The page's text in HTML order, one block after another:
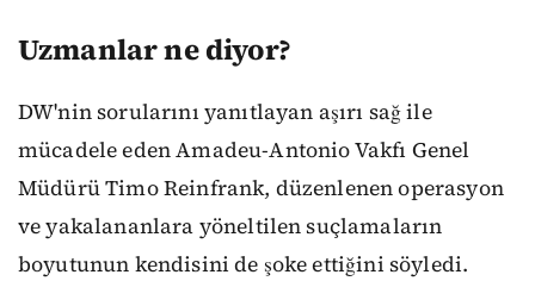
Uzmanlar ne diyor?
DW'nin sorularını yanıtlayan aşırı sağ ile
mücadele eden Amadeu-Antonio Vakfı Genel
Müdürü Timo Reinfrank, düzenlenen operasyon
ve yakalananlara yöneltilen suçlamaların
boyutunun kendisini de şoke ettiğini söyledi.